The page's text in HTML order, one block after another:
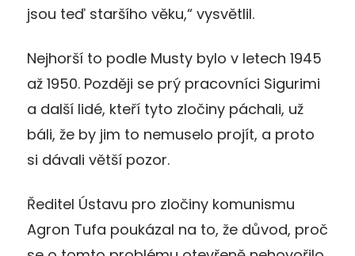
jsou teď staršího věku,“ vysvětlil.
Nejhorší to podle Musty bylo v letech 1945
až 1950. Později se prý pracovníci Sigurimi
a další lidé, kteří tyto zločiny páchali, už
báli, že by jim to nemuselo projít, a proto
si dávali větší pozor.
Ředitel Ústavu pro zločiny komunismu
Agron Tufa poukázal na to, že důvod, proč